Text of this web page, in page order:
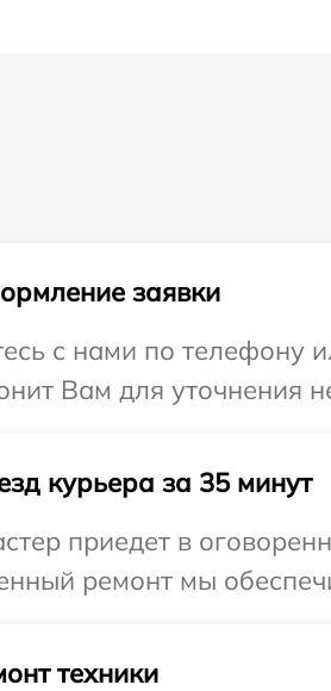
заявки
с нами по телефону
Вам для уточнения
курьера за 35 минут
приедет в
ремонт мы
техники